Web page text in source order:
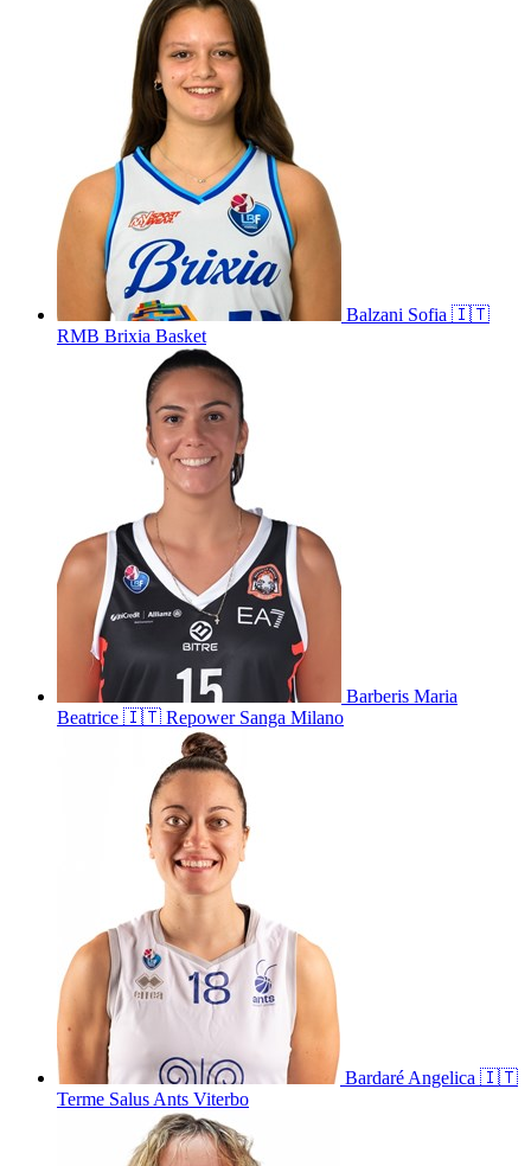
Balzani Sofia 🇮🇹
RMB Brixia Basket
Barberis Maria
Beatrice 🇮🇹 Repower Sanga Milano
Bardaré Angelica 🇮🇹
Terme Salus Ants Viterbo